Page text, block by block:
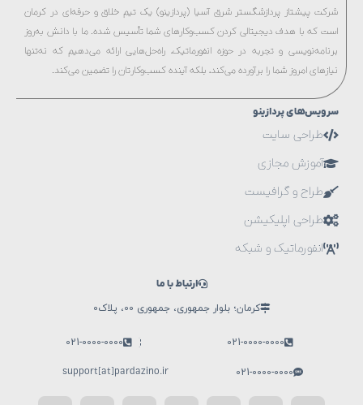
شرکت پیشتاز پردازشگستر شرق آسیا (پردازینو) یک تیم خلاق و حرفه‌ای در کرمان
است که با هدف دیجیتالی کردن کسب‌وکارهای شما تأسیس شده. ما با دانش به‌روز
برنامه‌نویسی و تجربه در حوزه انفورماتیک، راه‌حل‌هایی ارائه می‌دهیم که نه‌تنها
نیازهای امروز شما را برآورده می‌کند، بلکه آینده کسب‌وکارتان را تضمین می‌کند.
سرویس‌های پردازینو
طراحی سایت
آموزش مجازی
طراح و گرافیست
طراحی اپلیکیشن
انفورماتیک و شبکه
ارتباط با ما
کرمان؛ بلوار جمهوری، جمهوری 00، پلاک0
021-0000-0000
021-0000-0000
021-0000-0000
support[at]pardazino.ir